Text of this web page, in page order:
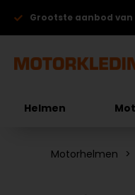
Grootste aanbod van
Helmen
Motorhelmen